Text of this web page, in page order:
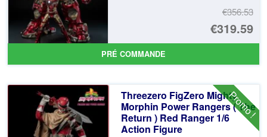
€356.53
Le
€319.59
Le
PRÉ COMMANDE
Promo !
Threezero FigZero Mighty
Morphin Power Rangers ( The
Return ) Red Ranger 1/6
Action Figure